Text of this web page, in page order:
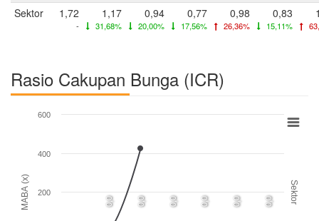
Sektor 1,72
-
1,17
31,68%
0,94
20,00%
0,77
17,56%
0,98
26,36%
0,83
15,11%
Rasio Cakupan Bunga (ICR)
MABA (x) Sektor
0,0 0,0 0,0 0,0 0,0 0,0
200
400
600